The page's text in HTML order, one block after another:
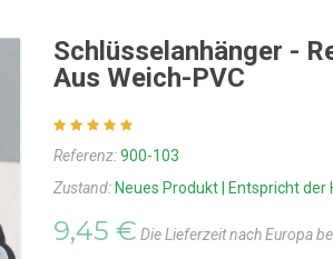
Schlüsselanhänger -
Aus Weich-PVC
Referenz:900-103
Zustand: Neues Produkt | Entspricht
9,45 € Die Lieferzeit nach Europa